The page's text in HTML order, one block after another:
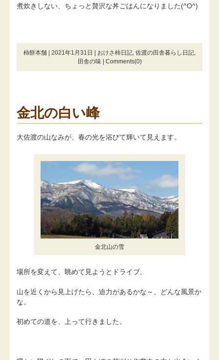
煮炊きしない、ちょっと贅沢な丼ごはんになりました(^O^)
柿餅本舗 | 2021年1月31日 | おけさ柿日記, 佐渡の田舎暮らし日記,
田舎の味| Comments(0)
金北の白い峰
大佐渡の山なみが、春の光を浴びて輝いて見えます。
金北山の雪
場所を変えて、眺めて見ようとドライブ。
山を近くから見上げたら、迫力があるかな～、どんな風景か
な。
初めての道を、上って行きました。